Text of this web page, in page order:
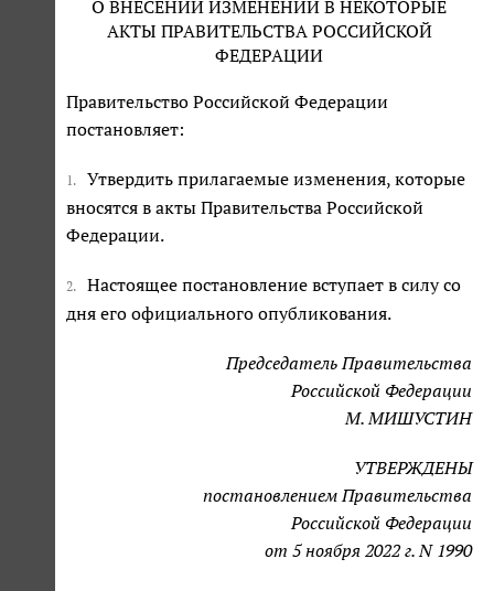
О ВНЕСЕНИИ ИЗМЕНЕНИЙ В НЕКОТОРЫЕ
АКТЫ ПРАВИТЕЛЬСТВА РОССИЙСКОЙ
ФЕДЕРАЦИИ
Правительство Российской Федерации
постановляет:
1.
Утвердить прилагаемые изменения, которые
вносятся в акты Правительства Российской
Федерации.
2.
Настоящее постановление вступает в силу со
дня его официального опубликования.
Председатель Правительства
Российской Федерации
М. МИШУСТИН
УТВЕРЖДЕНЫ
постановлением Правительства
Российской Федерации
от 5 ноября 2022 г. N 1990